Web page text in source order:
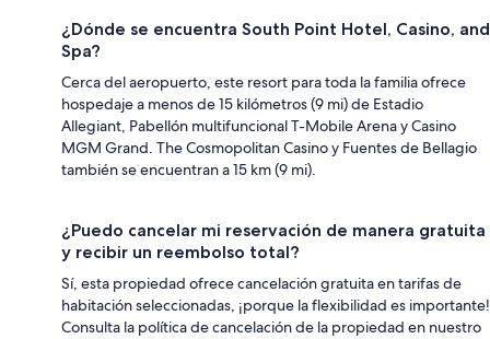
¿Dónde se encuentra South Point Hotel, Casino, and
Spa?
Cerca del aeropuerto, este resort para toda la familia ofrece
hospedaje a menos de 15 kilómetros (9 mi) de Estadio
Allegiant, Pabellón multifuncional T-Mobile Arena y Casino
MGM Grand. The Cosmopolitan Casino y Fuentes de Bellagio
también se encuentran a 15 km (9 mi).
¿Puedo cancelar mi reservación de manera gratuita
y recibir un reembolso total?
Sí, esta propiedad ofrece cancelación gratuita en tarifas de
habitación seleccionadas, ¡porque la flexibilidad es importante!
Consulta la política de cancelación de la propiedad en nuestro